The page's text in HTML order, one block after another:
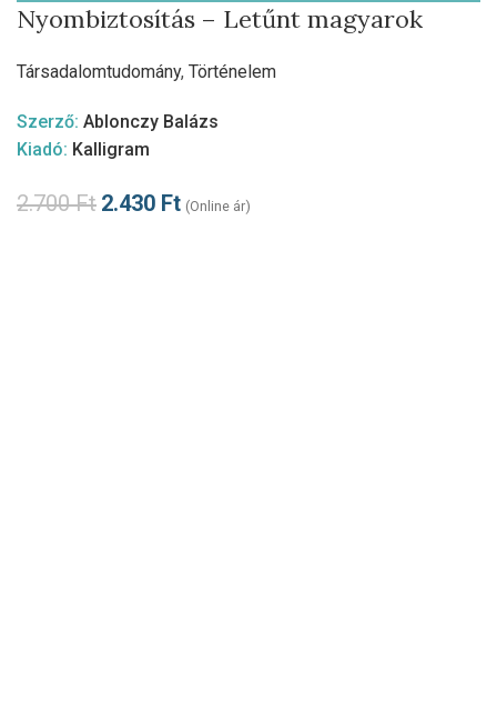
Nyombiztosítás – Letűnt magyarok
Társadalomtudomány, Történelem
Szerző: Ablonczy Balázs
Kiadó: Kalligram
2.700Ft 2.430 Ft (Online ár)